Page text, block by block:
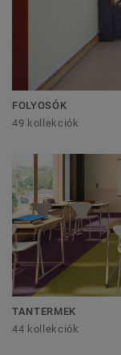
FOLYOSÓK
49 kollekciók
TANTERMEK
44 kollekciók